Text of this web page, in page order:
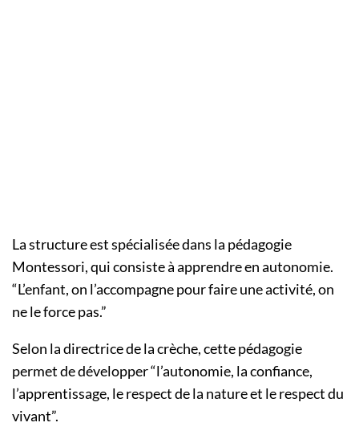
La structure est spécialisée dans la pédagogie
Montessori, qui consiste à apprendre en autonomie.
“L’enfant, on l’accompagne pour faire une activité, on
ne le force pas.”
Selon la directrice de la crèche, cette pédagogie
permet de développer “l’autonomie, la confiance,
l’apprentissage, le respect de la nature et le respect du
vivant”.